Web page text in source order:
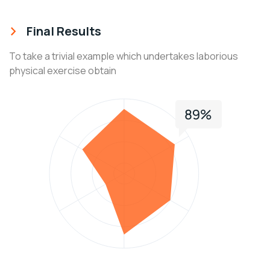
Final Results
To take a trivial example which undertakes laborious
physical exercise obtain